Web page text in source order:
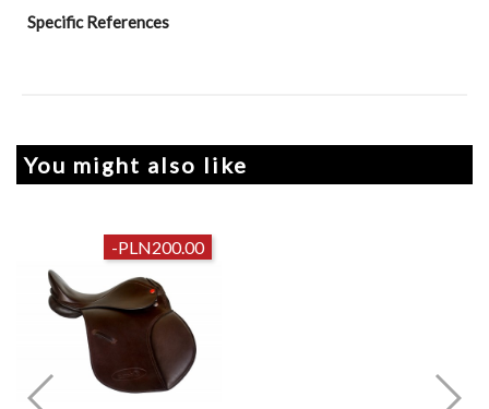
Specific References
You might also like
-PLN200.00